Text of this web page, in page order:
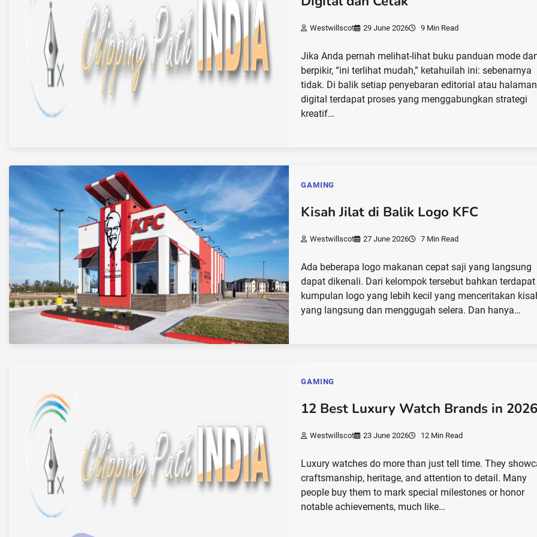
Westwillscot 29 June 2026 9 Min Read
Jika Anda pernah melihat-lihat buku panduan mode
berpikir, “ini terlihat mudah,” ketahuilah ini: sebenarnya
tidak. Di balik setiap penyebaran editorial atau halaman
digital terdapat proses yang menggabungkan strategi
kreatif…
GAMING
Kisah Jilat di Balik Logo KFC
Westwillscot 27 June 2026 7 Min Read
Ada beberapa logo makanan cepat saji yang langsung
dapat dikenali. Dari kelompok tersebut bahkan terdapat
kumpulan logo yang lebih kecil yang menceritakan
yang langsung dan menggugah selera. Dan hanya…
GAMING
12 Best Luxury Watch Brands in
Westwillscot 23 June 2026 12 Min Read
Luxury watches do more than just tell time. They
craftsmanship, heritage, and attention to detail. Many
people buy them to mark special milestones or honor
notable achievements, much like…